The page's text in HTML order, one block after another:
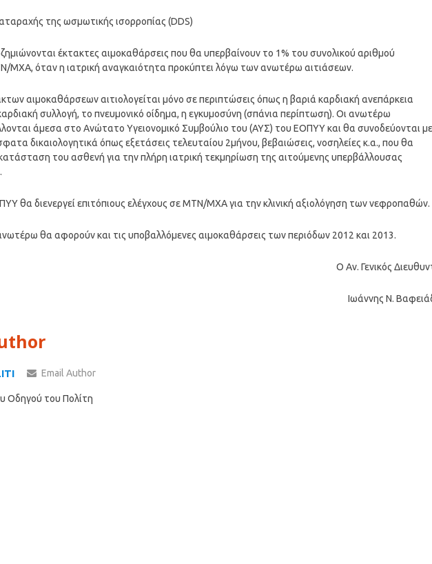
της ωσμωτικής ισορροπίας (DDS)
έκτακτες αιμοκαθάρσεις που θα υπερβαίνουν το 1% του συνολικού αριθμού
ΜΧΑ, όταν η ιατρική αναγκαιότητα προκύπτει λόγω των ανωτέρω αιτιάσεων.
αιμοκαθάρσεων αιτιολογείται μόνο σε περιπτώσεις όπως η βαριά καρδιακή ανεπάρκεια
συλλογή, το πνευμονικό οίδημα, η εγκυμοσύνη (σπάνια περίπτωση). Οι ανωτέρω
άμεσα στο Ανώτατο Υγειονομικό Συμβούλιο του (ΑΥΣ) του ΕΟΠΥΥ και θα συνοδεύονται με
δικαιολογητικά όπως εξετάσεις τελευταίου 2μήνου, βεβαιώσεις, νοσηλείες κ.α., που θα
κατάσταση του ασθενή για την πλήρη ιατρική τεκμηρίωση της αιτούμενης υπερβάλλουσας
θα διενεργεί επιτόπιους ελέγχους σε ΜΤΝ/ΜΧΑ για την κλινική αξιολόγηση των νεφροπαθών.
θα αφορούν και τις υποβαλλόμενες αιμοκαθάρσεις των περιόδων 2012 και 2013.
Ο Αν. Γενικός
Ιωάννης Ν.
Email Author
Οδηγού του Πολίτη